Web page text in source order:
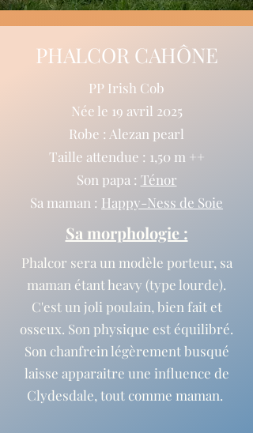
PHALCOR CAHÔNE
PP Irish Cob
Née le 19 avril 2025
Robe : Alezan pearl
Taille attendue : 1,50 m ++
Son papa : Ténor
Sa maman : Happy-Ness de Soie
Sa morphologie :
Phalcor sera un modèle porteur, sa
maman étant heavy (type lourde).
C'est un joli poulain, bien fait et
osseux. Son physique est équilibré.
Son chanfrein légèrement busqué
laisse apparaitre une influence de
Clydesdale, tout comme maman.